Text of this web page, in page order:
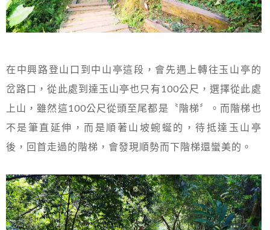
在中興路登山口到中山亭這段，會先遇上轉往玉山亭的
岔路口，從此處到達玉山亭也只有100公尺，選擇從此處
上山，雖然這100公尺從頭至尾都是〝階梯〞。而階梯也
不是筆直延伸，而是順著山坡蜿蜒的，待抵達玉山亭
後，回首走過的階梯，會發現順勢而下階梯還蠻美的。